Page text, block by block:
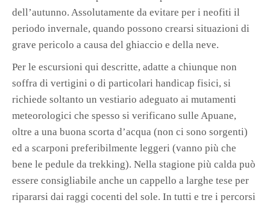
dell’autunno. Assolutamente da evitare per i neofiti il
periodo invernale, quando possono crearsi situazioni di
grave pericolo a causa del ghiaccio e della neve.
Per le escursioni qui descritte, adatte a chiunque non
soffra di vertigini o di particolari handicap fisici, si
richiede soltanto un vestiario adeguato ai mutamenti
meteorologici che spesso si verificano sulle Apuane,
oltre a una buona scorta d’acqua (non ci sono sorgenti)
ed a scarponi preferibilmente leggeri (vanno più che
bene le pedule da trekking). Nella stagione più calda può
essere consigliabile anche un cappello a larghe tese per
ripararsi dai raggi cocenti del sole. In tutti e tre i percorsi